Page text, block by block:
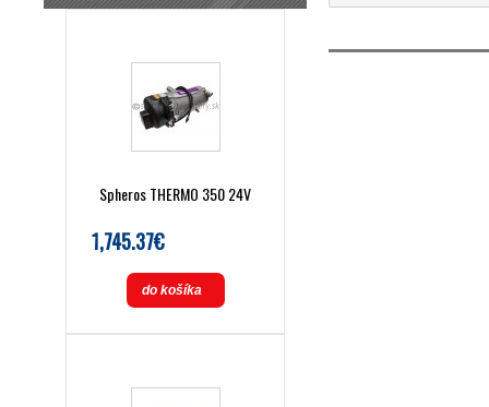
Spheros THERMO 350 24V
1,745.37€
do košíka